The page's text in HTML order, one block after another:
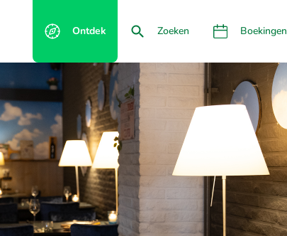
Ontdek Zoeken Boekingen